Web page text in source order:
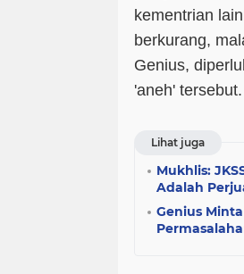
kementrian
berkurang,
Genius,
'aneh' tersebut.
Lihat juga
Mukhlis:
Adalah
Genius